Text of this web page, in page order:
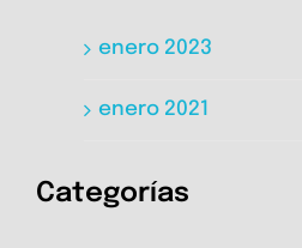
enero 2023
enero 2021
Categorías